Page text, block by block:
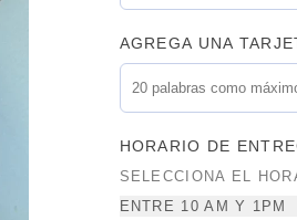
AGREGA UNA
HORARIO DE
SELECCIONA EL
ENTRE 10 AM Y 1PM